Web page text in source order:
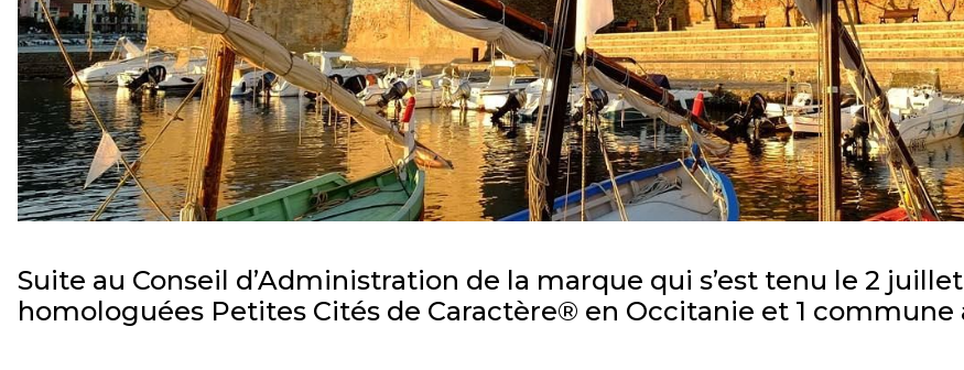
Suite au Conseil d’Administration de la marque qui s’est tenu le 2
homologuées Petites Cités de Caractère® en Occitanie et 1